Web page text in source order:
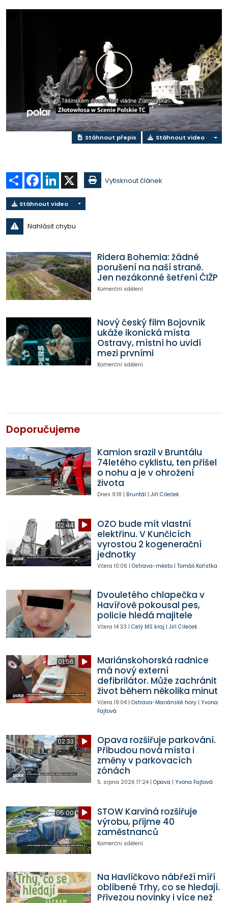
Přehrát
video
Stáhnout přepis Stáhnout video
Sdílet Facebook
LinkedIn Vytisknout článek
Stáhnout video
Nahlásit chybu
Ridera Bohemia: žádné
porušení na naší straně.
Jen nezákonné šetření ČIŽP
Komerční sdělení
Nový český film Bojovník
ukáže ikonická místa
Ostravy, místní ho uvidí
mezi prvními
Komerční sdělení
Doporučujeme
Kamion srazil v Bruntálu
74letého cyklistu, ten přišel
o nohu a je v ohrožení
života
Dnes 9:18 | Bruntál | Jiří Cileček
02:44
OZO bude mít vlastní
elektřinu. V Kunčicích
vyrostou 2 kogenerační
jednotky
Včera 10:06 | Ostrava-město| Tomáš Kořistka
Dvouletého chlapečka v
Havířově pokousal pes,
policie hledá majitele
Včera 14:33 | Celý MS kraj | Jiří Cileček
01:56
Mariánskohorská radnice
má nový externí
defibrilátor. Může zachránit
život během několika minut
Včera 19:04| Ostrava-Mariánské hory| Yvona
Fajtová
02:33
Opava rozšiřuje parkování.
Přibudou nová místa i
změny v parkovacích
zónách
5. srpna 2026 17:24| Opava | Yvona Fajtová
05:00
STOW Karviná rozšiřuje
výrobu, přijme 40
zaměstnanců
Komerční sdělení
Na Havlíčkovo nábřeží míří
oblíbené Trhy, co se hledají.
Přivezou novinky i více než